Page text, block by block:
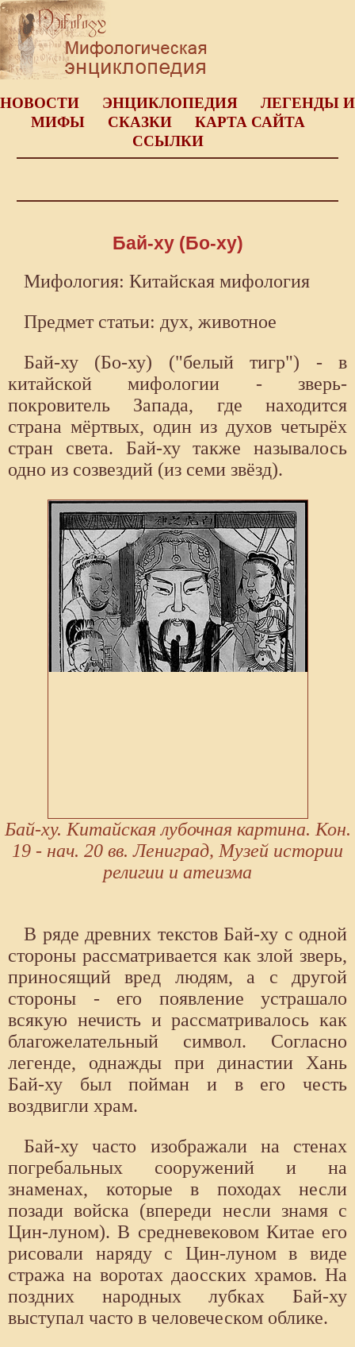
НОВОСТИ ЭНЦИКЛОПЕДИЯ
ЛЕГЕНДЫ И
МИФЫ
СКАЗКИ
КАРТА САЙТА
ССЫЛКИ
Бай-ху (Бо-ху)
Мифология: Китайская мифология
Предмет статьи: дух, животное
Бай-ху (Бо-ху) ("белый тигр") - в
китайской мифологии - зверь-
покровитель Запада, где находится
страна мёртвых, один из духов четырёх
стран света. Бай-ху также называлось
одно из созвездий (из семи звёзд).
Бай-ху. Китайская лубочная картина. Кон.
19 - нач. 20 вв. Лениград, Музей истории
религии и атеизма
В ряде древних текстов Бай-ху с одной
стороны рассматривается как злой зверь,
приносящий вред людям, а с другой
стороны - его появление устрашало
всякую нечисть и рассматривалось как
благожелательный символ. Согласно
легенде, однажды при династии Хань
Бай-ху был пойман и в его честь
воздвигли храм.
Бай-ху часто изображали на стенах
погребальных сооружений и на
знаменах, которые в походах несли
позади войска (впереди несли знамя с
Цин-луном). В средневековом Китае его
рисовали наряду с Цин-луном в виде
стража на воротах даосских храмов. На
поздних народных лубках Бай-ху
выступал часто в человеческом облике.